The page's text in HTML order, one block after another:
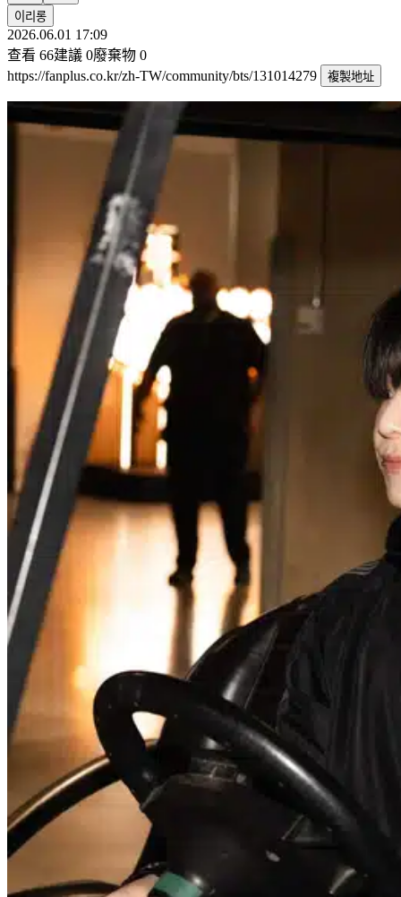
이리롱
2026.06.01 17:09
查看 66建議 0廢棄物 0
https://fanplus.co.kr/zh-TW/community/bts/131014279
複製地址